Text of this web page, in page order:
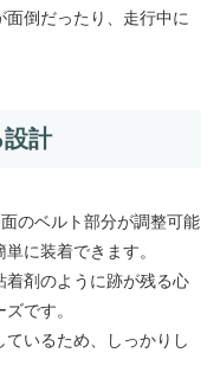
面倒だったり、走行中に
計
のベルト部分が調整可能
に装着できます。
剤のように跡が残る心
です。
いるため、しっかりし